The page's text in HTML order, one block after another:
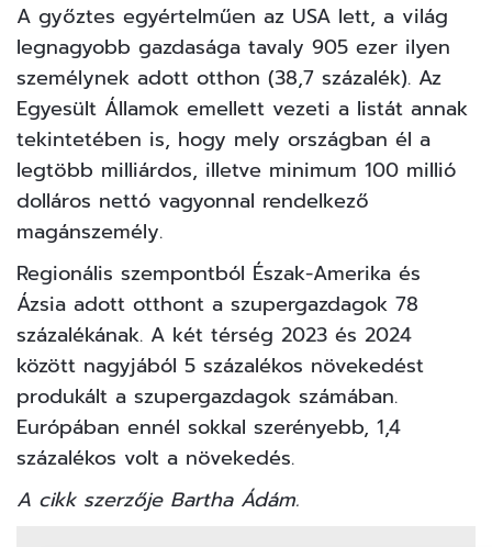
A győztes egyértelműen az USA lett, a világ
legnagyobb gazdasága tavaly 905 ezer ilyen
személynek adott otthon (38,7 százalék). Az
Egyesült Államok emellett vezeti a listát annak
tekintetében is, hogy mely országban él a
legtöbb milliárdos, illetve minimum 100 millió
dolláros nettó vagyonnal rendelkező
magánszemély.
Regionális szempontból Észak-Amerika és
Ázsia adott otthont a szupergazdagok 78
százalékának. A két térség 2023 és 2024
között nagyjából 5 százalékos növekedést
produkált a szupergazdagok számában.
Európában ennél sokkal szerényebb, 1,4
százalékos volt a növekedés.
A cikk szerzője Bartha Ádám.